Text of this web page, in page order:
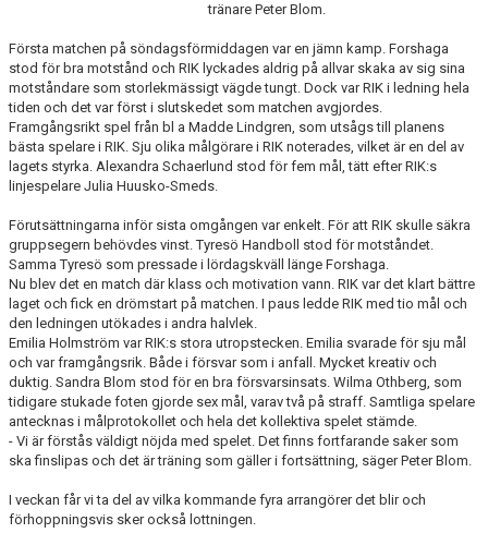
BILDGALLERI
MATCHER
tränare Peter Blom.
Första matchen på söndagsförmiddagen var en jämn kamp. Forshaga
stod för bra motstånd och RIK lyckades aldrig på allvar skaka av sig sina
motståndare som storlekmässigt vägde tungt. Dock var RIK i ledning hela
tiden och det var först i slutskedet som matchen avgjordes.
Framgångsrikt spel från bl a Madde Lindgren, som utsågs till planens
bästa spelare i RIK. Sju olika målgörare i RIK noterades, vilket är en del av
lagets styrka. Alexandra Schaerlund stod för fem mål, tätt efter RIK:s
linjespelare Julia Huusko-Smeds.
Förutsättningarna inför sista omgången var enkelt. För att RIK skulle säkra
gruppsegern behövdes vinst. Tyresö Handboll stod för motståndet.
Samma Tyresö som pressade i lördagskväll länge Forshaga.
Nu blev det en match där klass och motivation vann. RIK var det klart bättre
laget och fick en drömstart på matchen. I paus ledde RIK med tio mål och
den ledningen utökades i andra halvlek.
Emilia Holmström var RIK:s stora utropstecken. Emilia svarade för sju mål
och var framgångsrik. Både i försvar som i anfall. Mycket kreativ och
duktig. Sandra Blom stod för en bra försvarsinsats. Wilma Othberg, som
tidigare stukade foten gjorde sex mål, varav två på straff. Samtliga spelare
antecknas i målprotokollet och hela det kollektiva spelet stämde.
- Vi är förstås väldigt nöjda med spelet. Det finns fortfarande saker som
ska finslipas och det är träning som gäller i fortsättning, säger Peter Blom.
I veckan får vi ta del av vilka kommande fyra arrangörer det blir och
förhoppningsvis sker också lottningen.